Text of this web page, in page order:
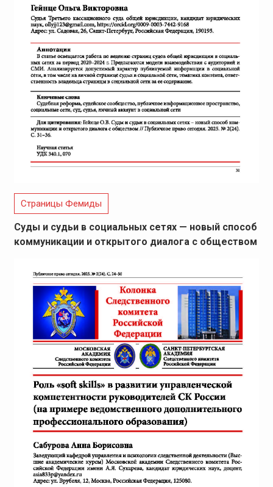
Страницы Фемиды
Суды и судьи в социальных сетях — новый способ
коммуникации и открытого диалога с обществом